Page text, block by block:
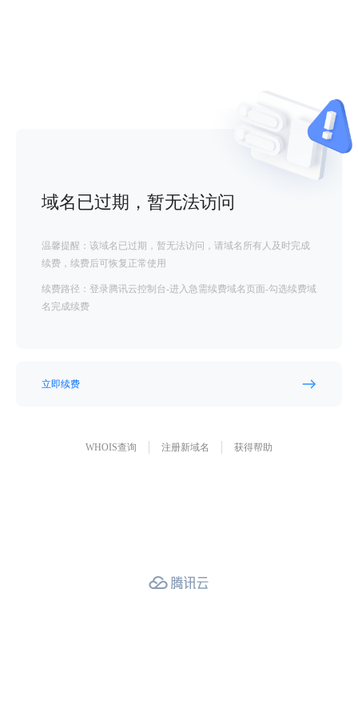
域名已过期，暂无法访问
温馨提醒：该域名已过期，暂无法访问，请域名所有人及时完成
续费，续费后可恢复正常使用
续费路径：登录腾讯云控制台-进入急需续费域名页面-勾选续费域
名完成续费
立即续费
WHOIS查询 注册新域名 获得帮助